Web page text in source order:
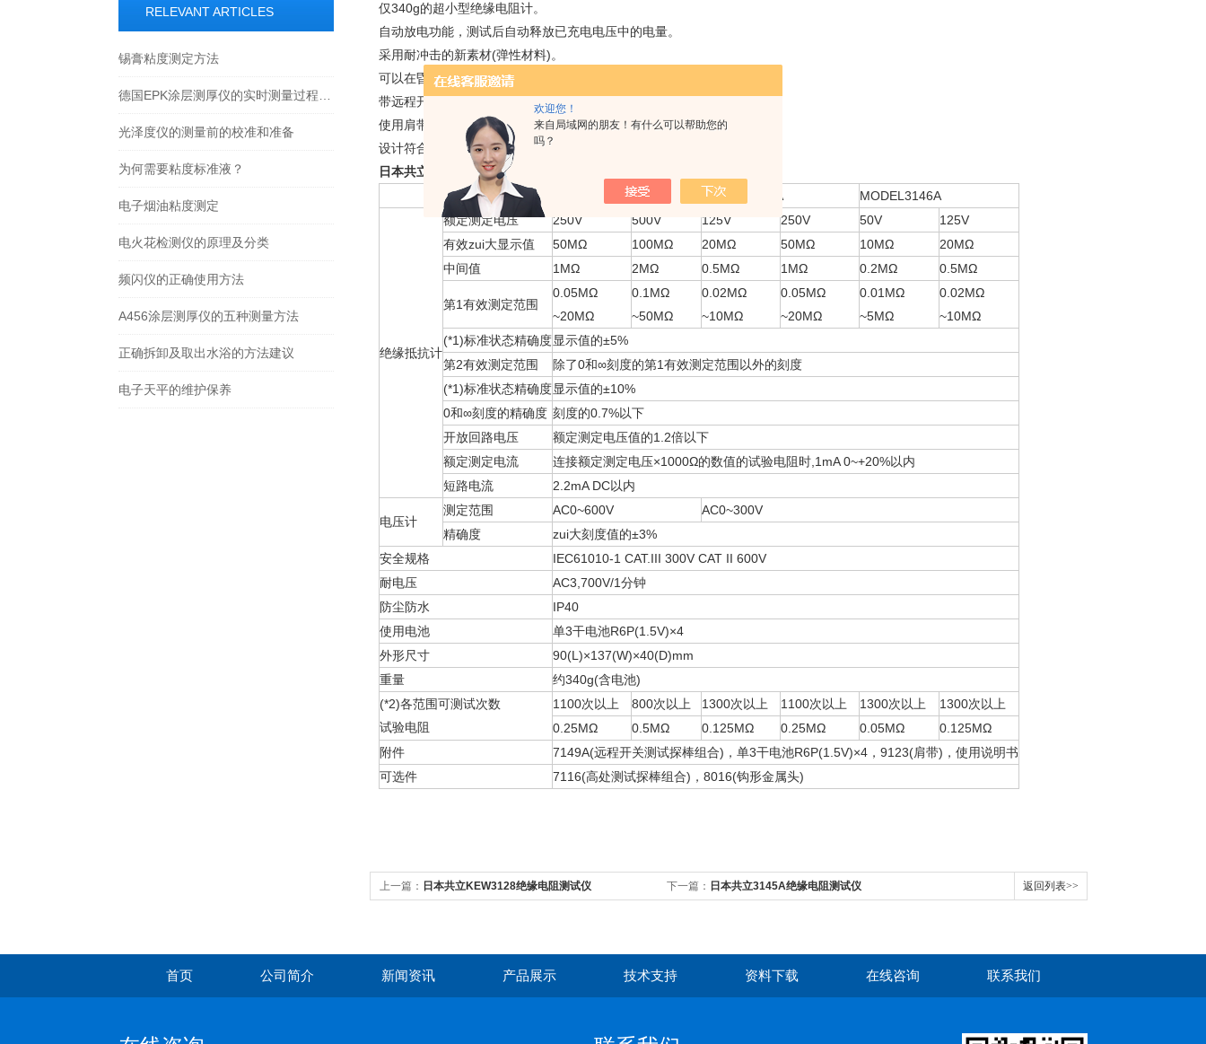
欢迎您！
来自局域网的朋友！有什么可以帮助您的
吗？
RELEVANT ARTICLES
锡膏粘度测定方法
光泽度仪的测量前的校准和准备
为何需要粘度标准液？
电子烟油粘度测定
电火花检测仪的原理及分类
频闪仪的正确使用方法
A456涂层测厚仪的五种测量方法
正确拆卸及取出水浴的方法建议
电子天平的维护保养
仅340g的超小型绝缘电阻计。
自动放电功能，测试后自动释放已充电电压中的电量。
采用耐冲击的新素材(弹性材料)。
可以在昏暗场所中操作的刻度照明。
带远程开关的探棒标准材料装备（可自动切断电源）。
使用肩带可双手作业。
设计符合安全规格IEC 61010-1 CAT III 600V。
日本共立 3144A绝缘电阻测试仪
MODEL3144A
MODEL3145A MODEL3146A
绝缘抵抗计
额定测定电压 250V 500V 125V 250V 50V
125V
有效zui大显示值
50MΩ 100MΩ 20MΩ 50MΩ 10MΩ
20MΩ
中间值
1MΩ 2MΩ 0.5MΩ 1MΩ 0.2MΩ 0.5MΩ
第1有效测定范围
0.05MΩ
~20MΩ
0.1MΩ
~50MΩ
0.02MΩ
~10MΩ
0.05MΩ
~20MΩ
0.01MΩ
~5MΩ
0.02MΩ
~10MΩ
(*1)标准状态精确度显示值的±5%
第2有效测定范围
除了0和∞刻度的第1有效测定范围以外的刻度
(*1)标准状态精确度显示值的±10%
0和∞刻度的精确度 刻度的0.7%以下
开放回路电压
额定测定电压值的1.2倍以下
额定测定电流
连接额定测定电压×1000Ω的数值的试验电阻时,1mA 0~+20%以内
短路电流
2.2mA DC以内
电压计
测定范围 AC0~600V
AC0~300V
精确度
zui大刻度值的±3%
安全规格
IEC61010-1 CAT.III 300V CAT II 600V
耐电压
AC3,700V/1分钟
防尘防水
IP40
使用电池
单3干电池R6P(1.5V)×4
外形尺寸
90(L)×137(W)×40(D)mm
重量
约340g(含电池)
(*2)各范围可测试次数
试验电阻
1100次以上 800次以上 1300次以上 1100次以上 1300次以上
1300次以上
0.25MΩ
0.5MΩ 0.125MΩ 0.25MΩ 0.05MΩ
0.125MΩ
附件
7149A(远程开关测试探棒组合)，单3干电池R6P(1.5V)×4，9123(肩带)，使用说明书
可选件
7116(高处测试探棒组合)，8016(钩形金属头)
上一篇： 日本共立KEW3128绝缘电阻测试仪 下一篇： 日本共立3145A绝缘电阻测试仪 返回列表>>
首页 公司简介 新闻资讯 产品展示 技术支持 资料下载 在线咨询 联系我们